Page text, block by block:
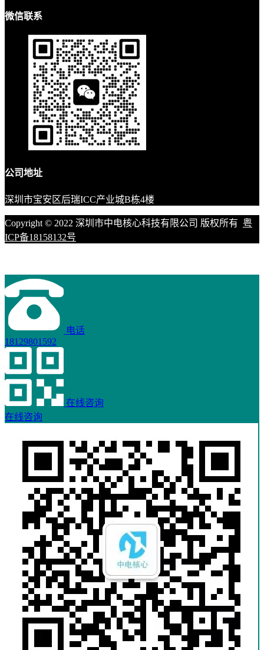
微信联系
公司地址
深圳市宝安区后瑞ICC产业城B栋4楼
Copyright © 2022 深圳市中电核心科技有限公司 版权所有 粤
ICP备18158132号
电话
18129801592
在线咨询
在线咨询